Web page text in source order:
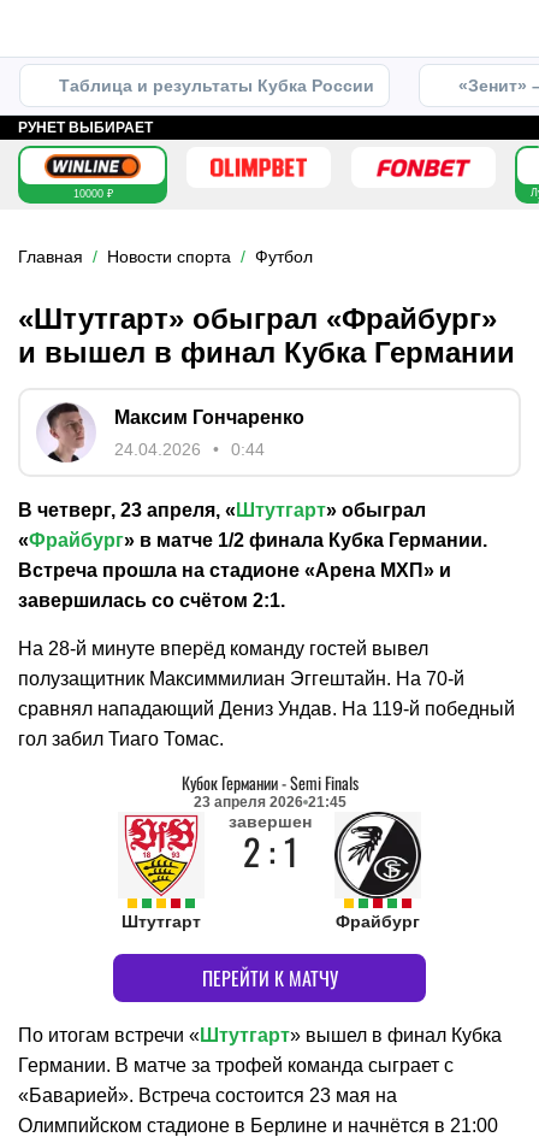
Таблица и результаты Кубка России «Зенит»
РУНЕТ ВЫБИРАЕТ
10000 ₽
Главная Новости спорта Футбол
«Штутгарт» обыграл «Фрайбург»
и вышел в финал Кубка Германии
Максим Гончаренко
24.04.2026 0:44
В четверг, 23 апреля, « Штутгарт» обыграл
«Фрайбург» в матче 1/2 финала Кубка Германии.
Встреча прошла на стадионе «Арена МХП» и
завершилась со счётом 2:1.
На 28-й минуте вперёд команду гостей вывел
полузащитник Максиммилиан Эггештайн. На 70-й
сравнял нападающий Дениз Ундав. На 119-й победный
гол забил Тиаго Томас.
Кубок Германии-Semi Finals
23 апреля 2026 21:45
Штутгарт
завершен
2 : 1
Фрайбург
ПЕРЕЙТИ К МАТЧУ
По итогам встречи «Штутгарт» вышел в финал Кубка
Германии. В матче за трофей команда сыграет с
«Баварией». Встреча состоится 23 мая на
Олимпийском стадионе в Берлине и начнётся в 21:00